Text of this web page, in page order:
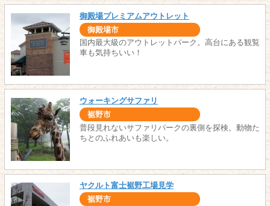
御殿場プレミアムアウトレット
御殿場市
国内最大級のアウトレットパーク。高台にある観覧
車も気持ちいい！
ウォーキングサファリ
裾野市
普段見れないサファリパークの裏側を探検。動物た
ちとのふれあいも楽しい。
ヤクルト富士裾野工場見学
裾野市